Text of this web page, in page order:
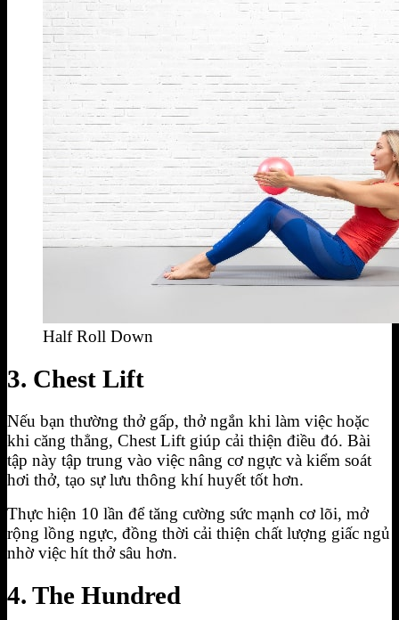
Half Roll Down
3. Chest Lift
Nếu bạn thường thở gấp, thở ngắn khi làm việc hoặc
khi căng thẳng, Chest Lift giúp cải thiện điều đó. Bài
tập này tập trung vào việc nâng cơ ngực và kiểm soát
hơi thở, tạo sự lưu thông khí huyết tốt hơn.
Thực hiện 10 lần để tăng cường sức mạnh cơ lõi, mở
rộng lồng ngực, đồng thời cải thiện chất lượng giấc ngủ
nhờ việc hít thở sâu hơn.
4. The Hundred